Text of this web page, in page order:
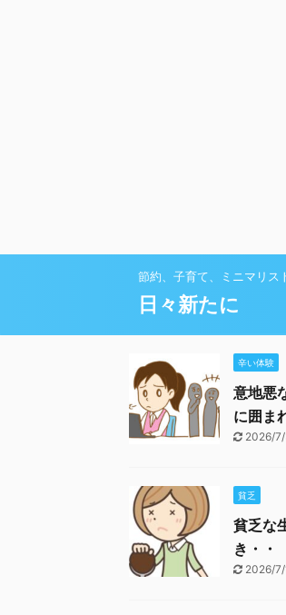
節約、子育て、ミニマリス
日々新たに
辛い体験
意地悪
に囲ま
2026/
貧乏
貧乏な
き・・
2026/